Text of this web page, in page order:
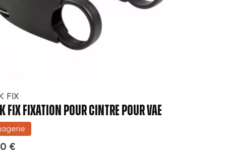
FIX
FIX FIXATION POUR CINTRE POUR VAE
€